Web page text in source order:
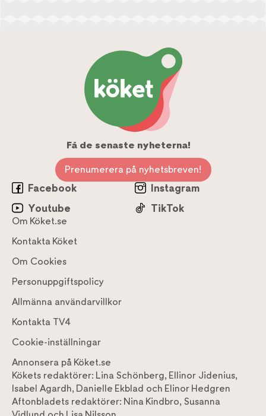
Få de senaste nyheterna!
Prenumerera på nyhetsbreven!
Facebook
Instagram
Youtube
TikTok
Om Köket.se
Kontakta Köket
Om Cookies
Personuppgiftspolicy
Allmänna användarvillkor
Kontakta TV4
Cookie-inställningar
Annonsera på Köket.se
Kökets redaktörer: Lina Schönberg, Ellinor Jidenius,
Isabel Agardh, Danielle Ekblad och Elinor Hedgren
Aftonbladets redaktörer: Nina Kindbro, Susanna